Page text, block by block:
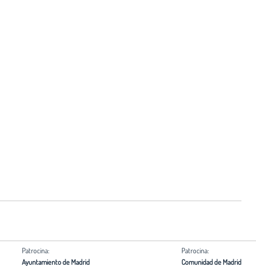
Patrocina:
Ayuntamiento de Madrid
Patrocina:
Comunidad de Madrid